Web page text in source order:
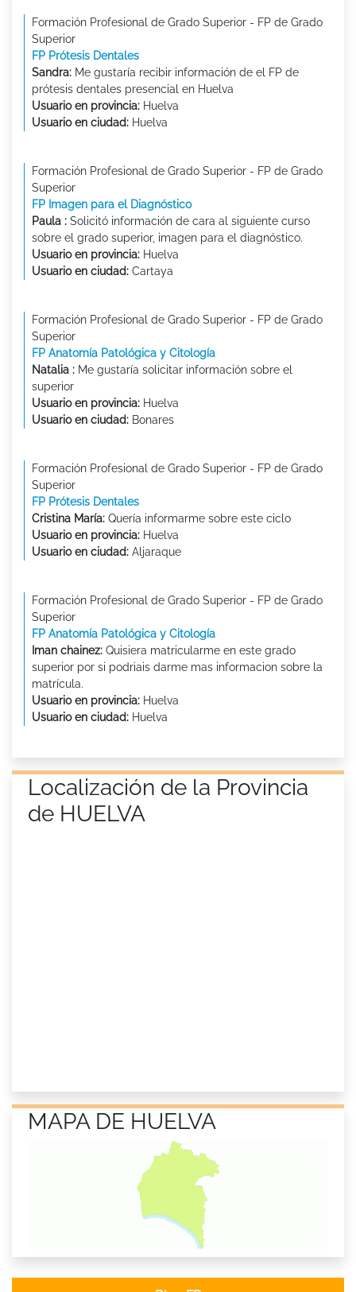
Formación Profesional de Grado Superior - FP de Grado
Superior
FP Prótesis Dentales
Sandra: Me gustaría recibir información de el FP de
prótesis dentales presencial en Huelva
Usuario en provincia: Huelva
Usuario en ciudad: Huelva
Formación Profesional de Grado Superior - FP de Grado
Superior
FP Imagen para el Diagnóstico
Paula : Solicitó información de cara al siguiente curso
sobre el grado superior, imagen para el diagnóstico.
Usuario en provincia: Huelva
Usuario en ciudad: Cartaya
Formación Profesional de Grado Superior - FP de Grado
Superior
FP Anatomía Patológica y Citología
Natalia : Me gustaría solicitar información sobre el
superior
Usuario en provincia: Huelva
Usuario en ciudad: Bonares
Formación Profesional de Grado Superior - FP de Grado
Superior
FP Prótesis Dentales
Cristina María: Quería informarme sobre este ciclo
Usuario en provincia: Huelva
Usuario en ciudad: Aljaraque
Formación Profesional de Grado Superior - FP de Grado
Superior
FP Anatomía Patológica y Citología
Iman chainez: Quisiera matricularme en este grado
superior por si podriais darme mas informacion sobre la
matrícula.
Usuario en provincia: Huelva
Usuario en ciudad: Huelva
Localización de la Provincia
de HUELVA
MAPA DE HUELVA